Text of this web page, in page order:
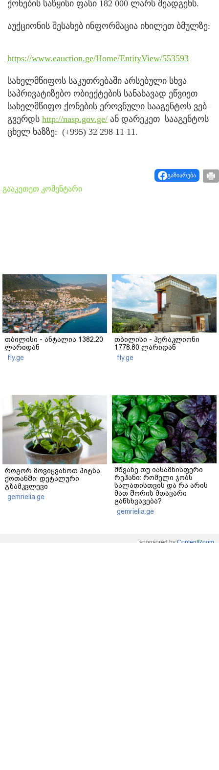
ქონების საწყისი ფასი 182 000 ლარს შეადგენს.
აუქციონის შესახებ ინფორმაცია იხილეთ ბმულზე:
https://www.eauction.ge/Home/EntityView/553593
სახელმწიფოს საკუთრებაში არსებული სხვა
საპრივატიზებო ობიექტების სანახავად ეწვიეთ
სახელმწიფო ქონების ეროვნული სააგენტოს ვებ–
გვერდს http://nasp.gov.ge/ ან დარეკეთ სააგენტოს
ცხელ ხაზზე: (+995) 32 298 11 11.
გაზიარება
გააკეთეთ კომენტარი
თბილისი - ანტალია 1382.20
ლარიდან
fly.ge
თბილისი - ჰერაკლიონი
1778.80 ლარიდან
fly.ge
როგორ მოვიყვანოთ პიტნა
ქოთანში: დეტალური
გზამკვლევი
gemrielia.ge
მწვანე თუ იასამნისფერი
რეჰანი: რომელი ჯობს
სალათისთვის და რა არის
მათ შორის მთავარი
განსხვავება?
gemrielia.ge
sponsored by ContentRoom